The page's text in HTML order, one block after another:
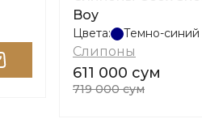
Boy
Цвета: Темно-синий
Слипоны
611 000 сум
719 000 сум